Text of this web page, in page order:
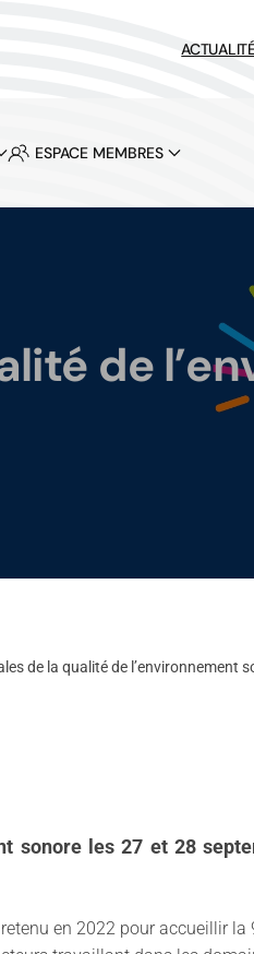
ESPACE MEMBRES
de
de la qualité de l’environnement
sonore les 27 et 28
en 2022 pour accueillir